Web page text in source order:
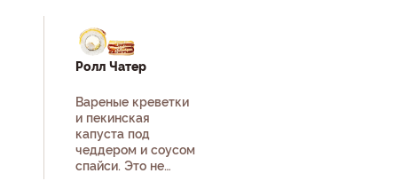
Ролл Чатер
Вареные креветки
и пекинская
капуста под
чеддером и соусом
спайси. Это не